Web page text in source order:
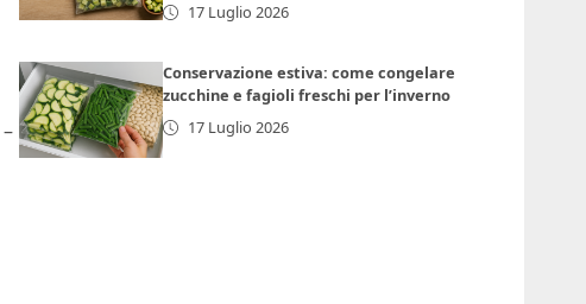
–
17 Luglio 2026
Conservazione estiva: come congelare
zucchine e fagioli freschi per l’inverno
17 Luglio 2026